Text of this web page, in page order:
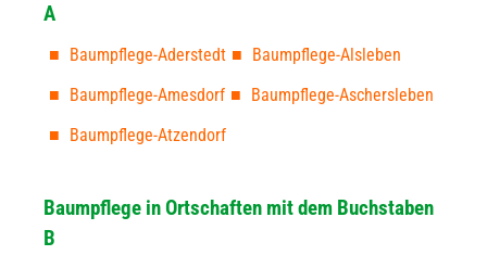
A
Baumpflege-Aderstedt
Baumpflege-Alsleben
Baumpflege-Amesdorf
Baumpflege-Aschersleben
Baumpflege-Atzendorf
Baumpflege in Ortschaften mit dem Buchstaben
B